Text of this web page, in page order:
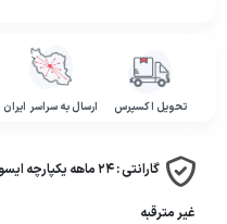
تحویل اکسپرس ارسال به سراسر ایران
گارانتی : ۲۴ ماهه یکپارچه
غیر مترقبه